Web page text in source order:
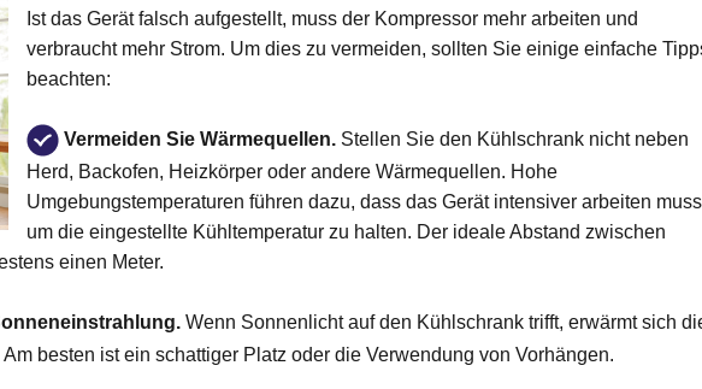
Ist das Gerät falsch aufgestellt, muss der Kompressor mehr arbeiten und
verbraucht mehr Strom. Um dies zu vermeiden, sollten Sie einige einfache
beachten:
Vermeiden Sie Wärmequellen. Stellen Sie den Kühlschrank nicht neben
Herd, Backofen, Heizkörper oder andere Wärmequellen. Hohe
Umgebungstemperaturen führen dazu, dass das Gerät intensiver arbeiten
um die eingestellte Kühltemperatur zu halten. Der ideale Abstand zwischen
einen Meter.
Wenn Sonnenlicht auf den Kühlschrank trifft, erwärmt sich
besten ist ein schattiger Platz oder die Verwendung von Vorhängen.